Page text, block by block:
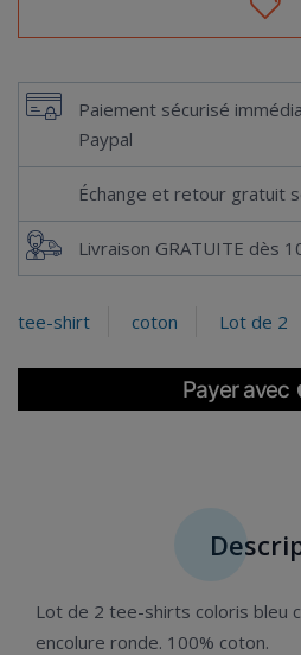
Paiement sécurisé
Paypal
Échange et retour gratuit
Livraison GRATUITE dès
tee-shirt coton Lot de 2
Lot de 2 tee-shirts coloris bleu
encolure ronde. 100% coton.